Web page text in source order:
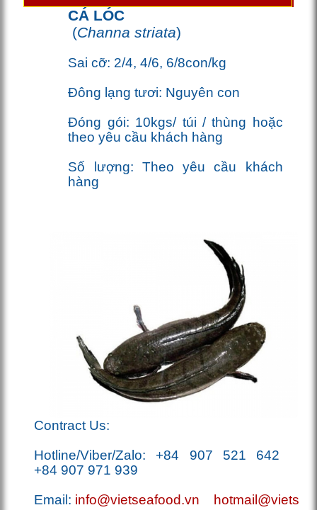
CÁ LÓC
(Channa striata)
Sai cỡ: 2/4, 4/6, 6/8con/kg
Đông lạng tươi: Nguyên con
Đóng gói: 10kgs/ túi / thùng hoặc
theo yêu cầu khách hàng
Số lượng: Theo yêu cầu khách
hàng
Contract Us:
Hotline/Viber/Zalo: +84 907 521 642
+84 907 971 939
Email: info@vietseafood.vn